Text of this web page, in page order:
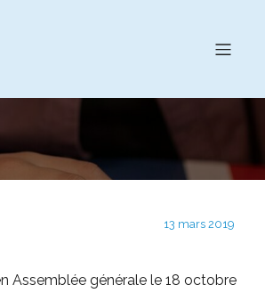
13 mars 2019
Assemblée générale le 18 octobre